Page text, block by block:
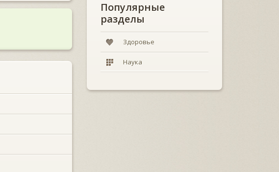
Популярные
разделы
Здоровье
Наука